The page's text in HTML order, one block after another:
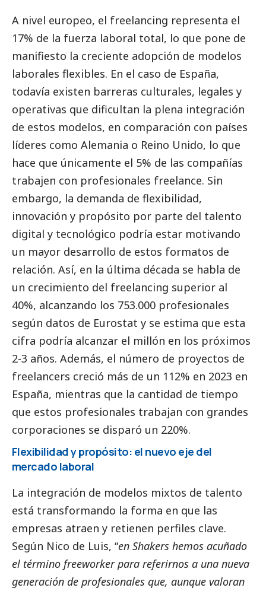
A nivel europeo, el freelancing representa el
17% de la fuerza laboral total, lo que pone de
manifiesto la creciente adopción de modelos
laborales flexibles. En el caso de España,
todavía existen barreras culturales, legales y
operativas que dificultan la plena integración
de estos modelos, en comparación con países
líderes como Alemania o Reino Unido, lo que
hace que únicamente el 5% de las compañías
trabajen con profesionales freelance. Sin
embargo, la demanda de flexibilidad,
innovación y propósito por parte del talento
digital y tecnológico podría estar motivando
un mayor desarrollo de estos formatos de
relación. Así, en la última década se habla de
un crecimiento del freelancing superior al
40%, alcanzando los 753.000 profesionales
según datos de Eurostat y se estima que esta
cifra podría alcanzar el millón en los próximos
2-3 años. Además, el número de proyectos de
freelancers creció más de un 112% en 2023 en
España, mientras que la cantidad de tiempo
que estos profesionales trabajan con grandes
corporaciones se disparó un 220%.
Flexibilidad y propósito: el nuevo eje del
mercado laboral
La integración de modelos mixtos de talento
está transformando la forma en que las
empresas atraen y retienen perfiles clave.
Según Nico de Luis, “en Shakers hemos acuñado
el término freeworker para referirnos a una nueva
generación de profesionales que, aunque valoran